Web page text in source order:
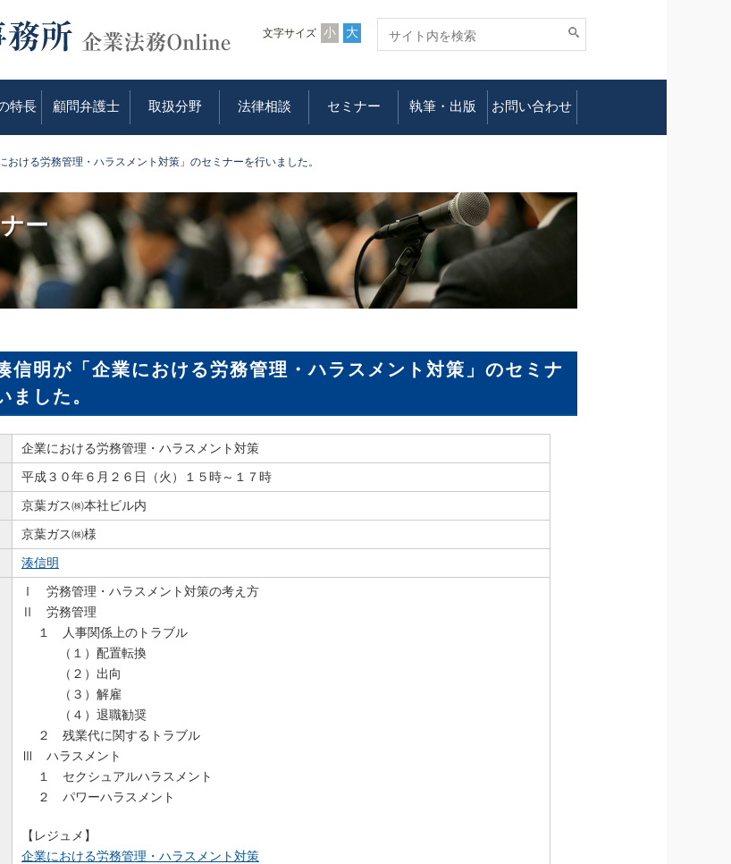
文字サイズ 小 大
特長 顧問弁護士 取扱分野 法律相談 セミナー 執筆・出版 お問い合わせ
おける労務管理・ハラスメント対策」のセミナーを行いました。
ー
信明が「企業における労務管理・ハラスメント対策」のセミナ
ました。
企業における労務管理・ハラスメント対策
平成３０年６月２６日（火）１５時～１７時
京葉ガス㈱本社ビル内
京葉ガス㈱様
湊信明
Ⅰ 労務管理・ハラスメント対策の考え方
Ⅱ 労務管理
１ 人事関係上のトラブル
（１）配置転換
（２）出向
（３）解雇
（４）退職勧奨
２ 残業代に関するトラブル
Ⅲ ハラスメント
１ セクシュアルハラスメント
２ パワーハラスメント
【レジュメ】
企業における労務管理・ハラスメント対策